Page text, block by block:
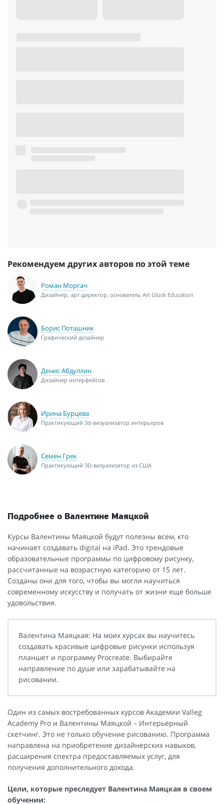
Рекомендуем других авторов по этой теме
Роман Моргач
Дизайнер, арт-директор, основатель Art Glück Education
Борис Поташник
Графический дизайнер
Денис Абдуллин
Дизайнер интерфейсов
Ирина Бурцева
Практикующий 3d-визуализатор интерьеров
Семен Грек
Практикующий 3D-визуализатор из США
Подробнее о Валентине Маяцкой
Курсы Валентины Маяцкой будут полезны всем, кто
начинает создавать digital на iPad. Это трендовые
образовательные программы по цифровому рисунку,
рассчитанные на возрастную категорию от 15 лет.
Созданы они для того, чтобы вы могли научиться
современному искусству и получать от жизни еще больше
удовольствия.
Валентина Маяцкая: На моих курсах вы научитесь
создавать красивые цифровые рисунки используя
планшет и программу Procreate. Выбирайте
направление по душе или зарабатывайте на
рисовании.
Один из самых востребованных курсов Академии Valleg
Academy Pro и Валентины Маяцкой – Интерьерный
скетчинг. Это не только обучение рисованию. Программа
направлена на приобретение дизайнерских навыков,
расширения спектра предоставляемых услуг, для
получения дополнительного дохода.
Цели, которые преследует Валентина Маяцкая в своем
обучении: